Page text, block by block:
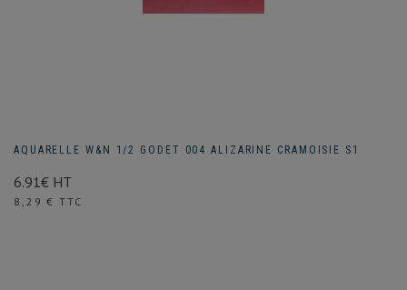
AQUARELLE W&N 1/2 GODET 004 ALIZARINE CRAMOISIE S1
6.91€ HT
Prix
8,29 € TTC